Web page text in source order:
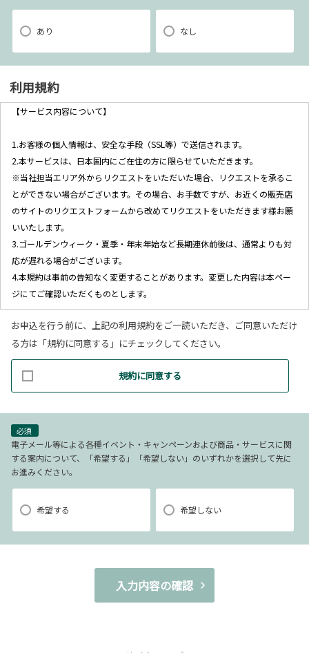
あり なし
利用規約
【サービス内容について】
1.お客様の個人情報は、安全な手段（SSL等）で送信されます。
2.本サービスは、日本国内にご在住の方に限らせていただきます。
※当社担当エリア外からリクエストをいただいた場合、リクエストを承るこ
とができない場合がございます。その場合、お手数ですが、お近くの販売店
のサイトのリクエストフォームから改めてリクエストをいただきます様お願
いいたします。
3.ゴールデンウィーク・夏季・年末年始など長期連休前後は、通常よりも対
応が遅れる場合がございます。
4.本規約は事前の告知なく変更することがあります。変更した内容は本ペー
ジにてご確認いただくものとします。
【個人情報の取扱について】
1.当社ホームページ上に掲示する「プライバシー・ポリシー」に基づき、適
2.当社が取得したお客様の個人情報（本リクエストフォームよりご入力いた
当ウェブサイトの閲覧情報）は、以下の目的で利用させていただきます。
(1)お申込み頂いたリクエストに対応するにあたり必要な確認や連絡をするた
め。
(2)本リクエストに関するお問い合わせやご要望に対し適切に対応するため。
(3)当社が取り扱う商品・サービスに関する営業上のご案内や提案または各種
イベント・キャンペーン等についてご案内するため。（お客様の個人情報を
提案をすることを含みます。郵便、電話、電子メール、訪問等の方法により
はお客様満足度向上策を検討するため。（郵便、電話、電子メール、訪問等
お申込を行う前に、上記の利用規約をご一読いただき、ご同意いただけ
る方は「規約に同意する」にチェックしてください。
規約に同意する
必須
電子メール等による各種イベント・キャンペーンおよび商品・サービスに関
する案内について、「希望する」「希望しない」のいずれかを選択して先に
お進みください。
希望する 希望しない
入力内容の確認